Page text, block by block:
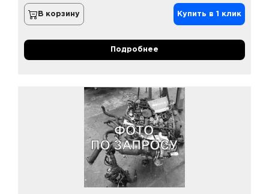
В корзину Купить в 1 клик
Подробнее